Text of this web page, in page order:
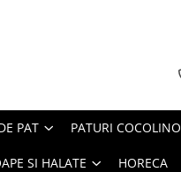
PAT PATURI COCOLINO
SI HALATE HORECA